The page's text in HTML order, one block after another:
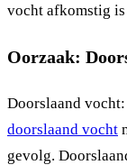
vocht afkomstig
Oorzaak:
Doorslaand
doorslaand vocht
gevolg.